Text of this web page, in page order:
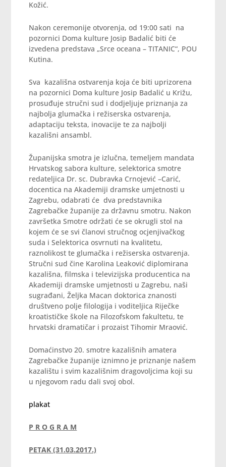
Kožić.
Nakon ceremonije otvorenja, od 19:00 sati na
pozornici Doma kulture Josip Badalić biti će
izvedena predstava „Srce oceana – TITANIC“, POU
Kutina.
Sva kazališna ostvarenja koja će biti uprizorena
na pozornici Doma kulture Josip Badalić u Križu,
prosuđuje stručni sud i dodjeljuje priznanja za
najbolja glumačka i režiserska ostvarenja,
adaptaciju teksta, inovacije te za najbolji
kazališni ansambl.
Županijska smotra je izlučna, temeljem mandata
Hrvatskog sabora kulture, selektorica smotre
redateljica Dr. sc. Dubravka Crnojević –Carić,
docentica na Akademiji dramske umjetnosti u
Zagrebu, odabrati će dva predstavnika
Zagrebačke županije za državnu smotru. Nakon
završetka Smotre održati će se okrugli stol na
kojem će se svi članovi stručnog ocjenjivačkog
suda i Selektorica osvrnuti na kvalitetu,
raznolikost te glumačka i režiserska ostvarenja.
Stručni sud čine Karolina Leaković diplomirana
kazališna, filmska i televizijska producentica na
Akademiji dramske umjetnosti u Zagrebu, naši
sugrađani, Željka Macan doktorica znanosti
društveno polje filologija i voditeljica Riječke
kroatističke škole na Filozofskom fakultetu, te
hrvatski dramatičar i prozaist Tihomir Mraović.
Domaćinstvo 20. smotre kazališnih amatera
Zagrebačke županije iznimno je priznanje našem
kazalištu i svim kazališnim dragovoljcima koji su
u njegovom radu dali svoj obol.
plakat
P R O G R A M
PETAK (31.03.2017.)